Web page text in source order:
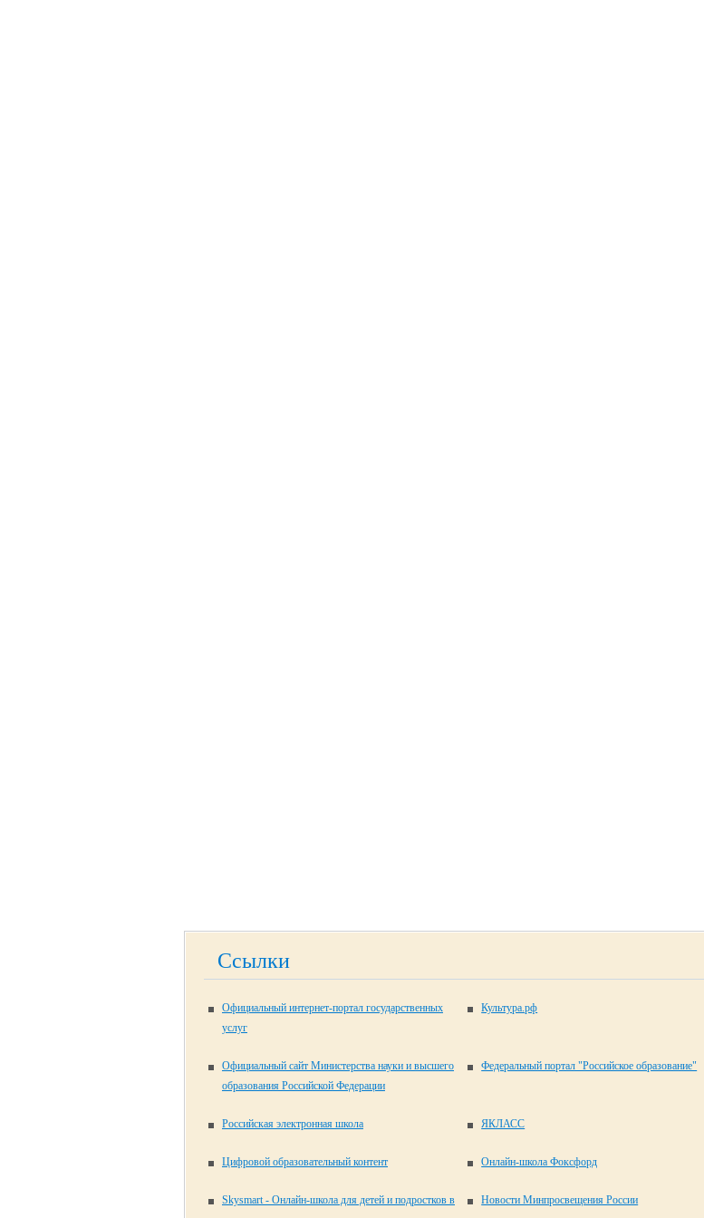
Ссылки
Официальный интернет-портал государственных
услуг
Культура.рф
Официальный сайт Министерства науки и высшего
образования Российской Федерации
Федеральный портал "Российское образование"
Российская электронная школа ЯКЛАСС
Цифровой образовательный контент Онлайн-школа Фоксфорд
Skysmart - Онлайн-школа для детей и подростков в
Новости Минпросвещения России